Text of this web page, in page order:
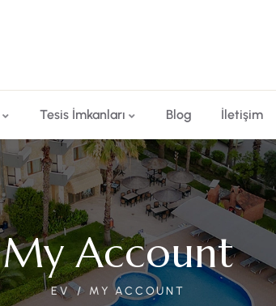
Tesis İmkanları Blog İletişim
My Account
EV MY ACCOUNT